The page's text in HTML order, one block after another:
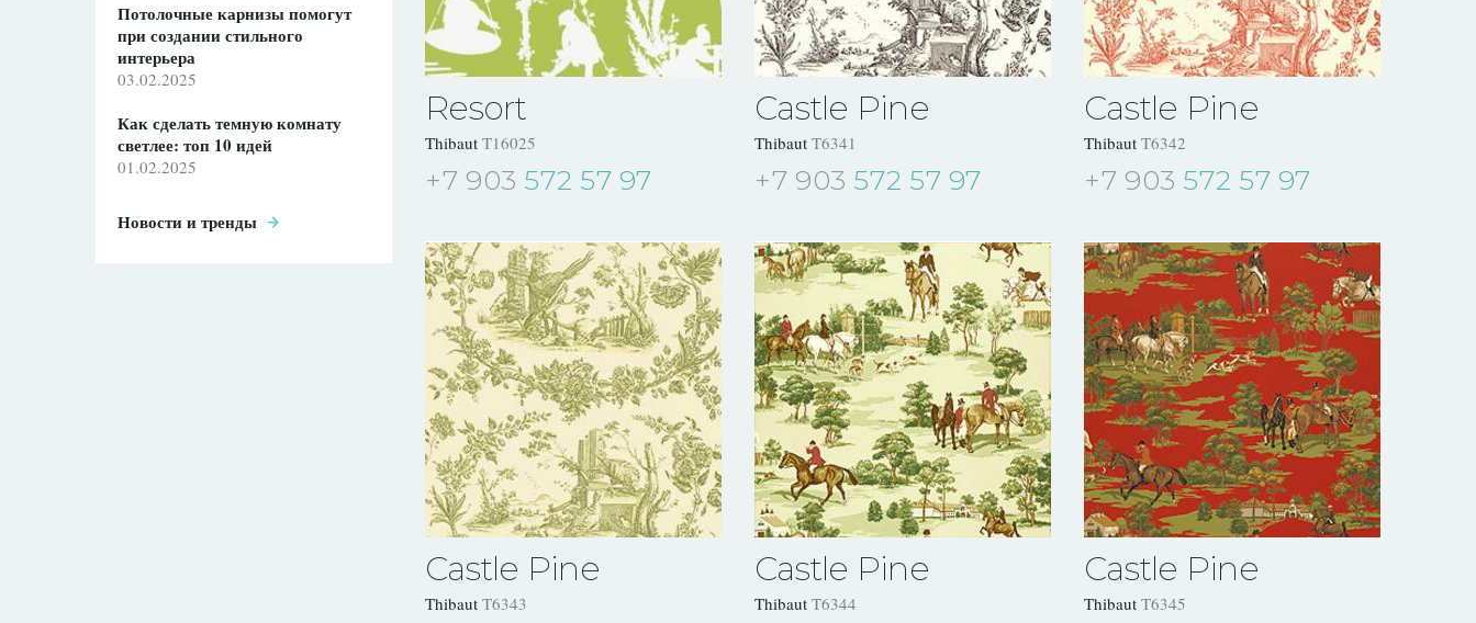
Потолочные карнизы помогут
при создании стильного
интерьера
03.02.2025
Как сделать темную комнату
светлее: топ 10 идей
01.02.2025
Новости и тренды
Resort
Thibaut T16025
+7 903 572 57 97
Castle Pine
Thibaut T6341
+7 903 572 57 97
Castle Pine
Thibaut T6342
+7 903 572 57 97
Castle Pine
Thibaut T6343
Castle Pine
Thibaut T6344
Castle Pine
Thibaut T6345